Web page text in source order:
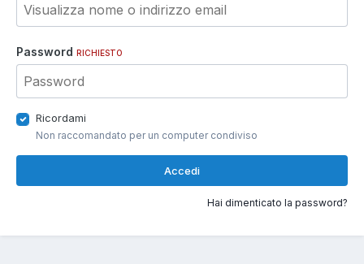
Password RICHIESTO
Ricordami
Non raccomandato per un computer condiviso
Accedi
Hai dimenticato la password?